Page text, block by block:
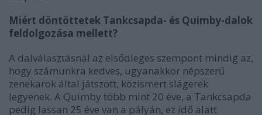
Miért döntöttetek Tankcsapda- és Quimby-dalok
feldolgozása mellett?
A dalválasztásnál az elsődleges szempont mindig az,
hogy számunkra kedves, ugyanakkor népszerű
zenekarok által játszott, közismert slágerek
legyenek. A Quimby több mint 20 éve, a Tankcsapda
pedig lassan 25 éve van a pályán, ez idő alatt